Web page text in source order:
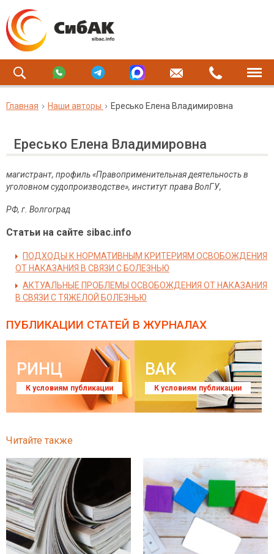
Главная Наши авторы Ересько Елена Владимировна
Ересько Елена Владимировна
магистрант, профиль «Правоприменительная деятельность в
уголовном судопроизводстве», институт права ВолГУ,
РФ, г. Волгоград
Статьи на сайте sibac.info
ПОДХОДЫ К НОРМАТИВНЫМ КРИТЕРИЯМ ОСВОБОЖДЕНИЯ
ОТ НАКАЗАНИЯ В СВЯЗИ С БОЛЕЗНЬЮ
АКТУАЛЬНЫЕ ПРОБЛЕМЫ ОСВОБОЖДЕНИЯ ОТ НАКАЗАНИЯ
В СВЯЗИ С ТЯЖЕЛОЙ БОЛЕЗНЬЮ
ПУБЛИКАЦИИ СТАТЕЙ В ЖУРНАЛАХ
РИНЦ
К условиям публикации
ВАК
К условиям публикации
Читайте также